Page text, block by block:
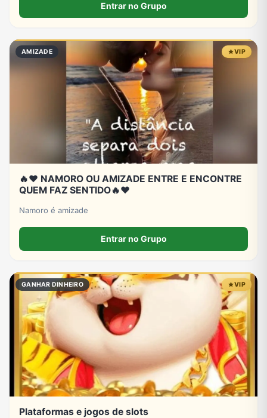
Entrar no Grupo
AMIZADE VIP
🔥❤️ NAMORO OU AMIZADE ENTRE E ENCONTRE
QUEM FAZ SENTIDO🔥❤️
Namoro é amizade
Entrar no Grupo
GANHAR DINHEIRO VIP
Plataformas e jogos de slots